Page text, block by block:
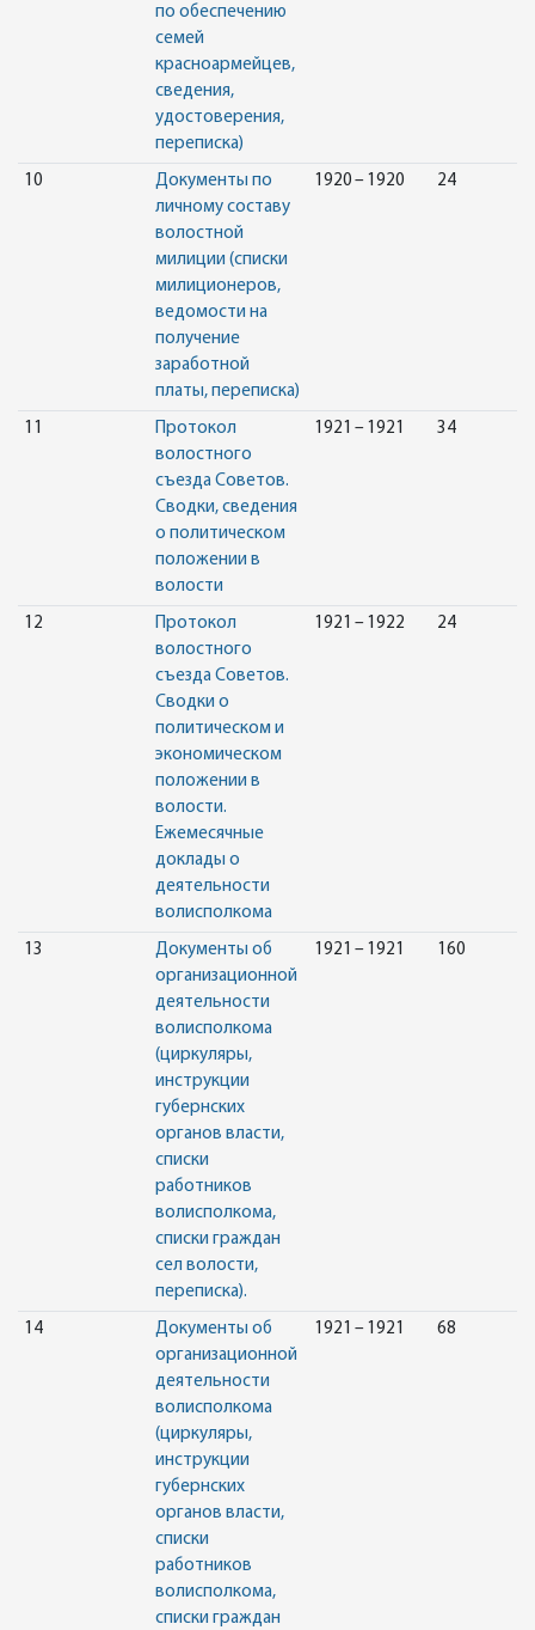
по обеспечению
семей
красноармейцев,
сведения,
удостоверения,
переписка)
10
Документы по
личному составу
волостной
милиции (списки
милиционеров,
ведомости на
получение
заработной
платы, переписка)
1920 – 1920 24
11
Протокол
волостного
съезда Советов.
Сводки, сведения
о политическом
положении в
волости
1921 – 1921 34
12
Протокол
волостного
съезда Советов.
Сводки о
политическом и
экономическом
положении в
волости.
Ежемесячные
доклады о
деятельности
волисполкома
1921 – 1922 24
13
Документы об
организационной
деятельности
волисполкома
(циркуляры,
инструкции
губернских
органов власти,
списки
работников
волисполкома,
списки граждан
сел волости,
переписка).
1921 – 1921 160
14
Документы об
организационной
деятельности
волисполкома
(циркуляры,
инструкции
губернских
органов власти,
списки
работников
волисполкома,
списки граждан
1921 – 1921 68